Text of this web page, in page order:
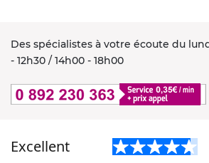
Des spécialistes à votre écoute du
- 12h30 / 14h00 - 18h00
Excellent